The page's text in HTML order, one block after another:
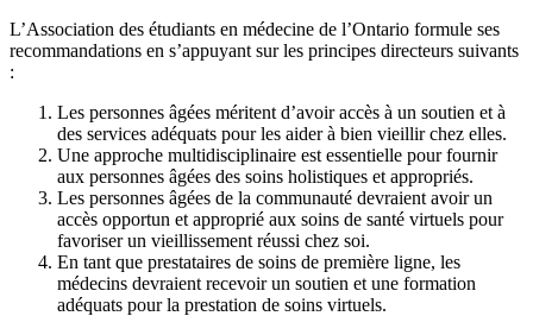
L’Association des étudiants en médecine de l’Ontario formule ses
recommandations en s’appuyant sur les principes directeurs suivants
:
Les personnes âgées méritent d’avoir accès à un soutien et à
des services adéquats pour les aider à bien vieillir chez elles.
Une approche multidisciplinaire est essentielle pour fournir
aux personnes âgées des soins holistiques et appropriés.
Les personnes âgées de la communauté devraient avoir un
accès opportun et approprié aux soins de santé virtuels pour
favoriser un vieillissement réussi chez soi.
En tant que prestataires de soins de première ligne, les
médecins devraient recevoir un soutien et une formation
adéquats pour la prestation de soins virtuels.